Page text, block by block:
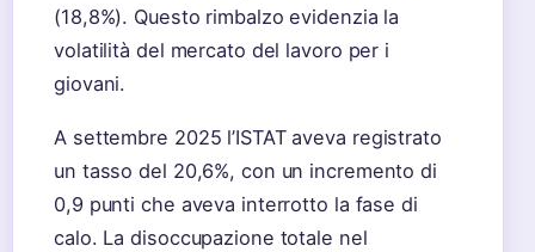
(18,8%). Questo rimbalzo evidenzia la
volatilità del mercato del lavoro per i
giovani.
A settembre 2025 l’ISTAT aveva registrato
un tasso del 20,6%, con un incremento di
0,9 punti che aveva interrotto la fase di
calo. La disoccupazione totale nel